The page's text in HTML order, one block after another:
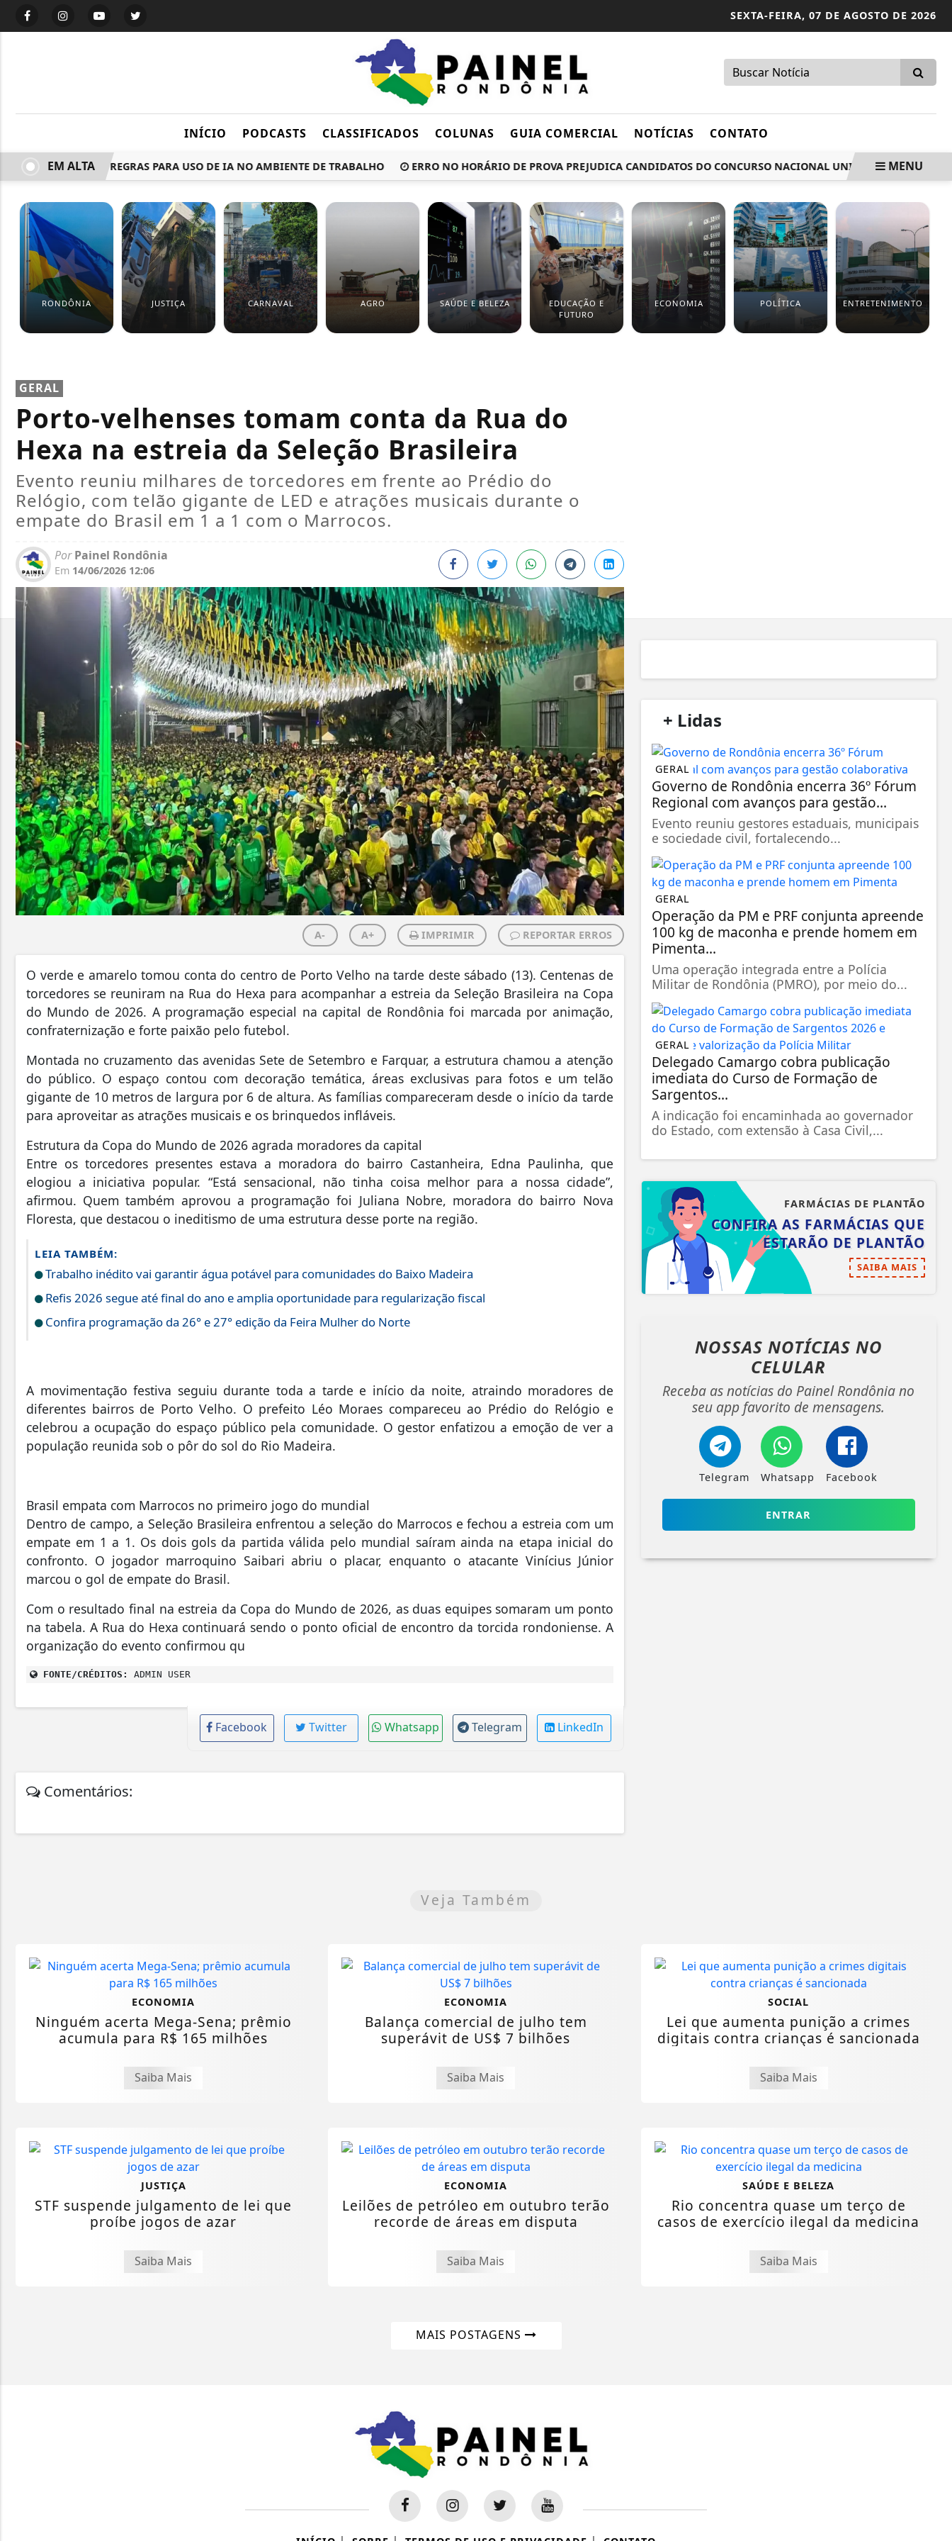
SEXTA-FEIRA, 07 DE AGOSTO DE 2026
INÍCIO PODCASTS CLASSIFICADOS COLUNAS GUIA COMERCIAL NOTÍCIAS CONTATO
APROVA REGRAS PARA USO DE IA NO AMBIENTE DE TRABALHO ERRO NO HORÁRIO DE PROVA PREJUDICA CANDIDATOS DO CONCURSO NACIONAL UNIFICADO EM FORTALEZA
EM ALTA MENU
RONDÔNIA JUSTIÇA CARNAVAL AGRO SAÚDE E BELEZA
EDUCAÇÃO E
FUTURO
ECONOMIA POLÍTICA ENTRETENIMENTO
GERAL
Porto-velhenses tomam conta da Rua do
Hexa na estreia da Seleção Brasileira
Evento reuniu milhares de torcedores em frente ao Prédio do
Relógio, com telão gigante de LED e atrações musicais durante o
empate do Brasil em 1 a 1 com o Marrocos.
PorPainel Rondônia
Em 14/06/2026 12:06
A- A+ IMPRIMIR REPORTAR ERROS
O verde e amarelo tomou conta do centro de Porto Velho na tarde deste sábado (13). Centenas de
torcedores se reuniram na Rua do Hexa para acompanhar a estreia da Seleção Brasileira na Copa
do Mundo de 2026. A programação especial na capital de Rondônia foi marcada por animação,
confraternização e forte paixão pelo futebol.
Montada no cruzamento das avenidas Sete de Setembro e Farquar, a estrutura chamou a atenção
do público. O espaço contou com decoração temática, áreas exclusivas para fotos e um telão
gigante de 10 metros de largura por 6 de altura. As famílias compareceram desde o início da tarde
para aproveitar as atrações musicais e os brinquedos infláveis.
Estrutura da Copa do Mundo de 2026 agrada moradores da capital
Entre os torcedores presentes estava a moradora do bairro Castanheira, Edna Paulinha, que
elogiou a iniciativa popular. “Está sensacional, não tinha coisa melhor para a nossa cidade”,
afirmou. Quem também aprovou a programação foi Juliana Nobre, moradora do bairro Nova
Floresta, que destacou o ineditismo de uma estrutura desse porte na região.
LEIA TAMBÉM:
Trabalho inédito vai garantir água potável para comunidades do Baixo Madeira
Refis 2026 segue até final do ano e amplia oportunidade para regularização fiscal
Confira programação da 26° e 27° edição da Feira Mulher do Norte
A movimentação festiva seguiu durante toda a tarde e início da noite, atraindo moradores de
diferentes bairros de Porto Velho. O prefeito Léo Moraes compareceu ao Prédio do Relógio e
celebrou a ocupação do espaço público pela comunidade. O gestor enfatizou a emoção de ver a
população reunida sob o pôr do sol do Rio Madeira.
Brasil empata com Marrocos no primeiro jogo do mundial
Dentro de campo, a Seleção Brasileira enfrentou a seleção do Marrocos e fechou a estreia com um
empate em 1 a 1. Os dois gols da partida válida pelo mundial saíram ainda na etapa inicial do
confronto. O jogador marroquino Saibari abriu o placar, enquanto o atacante Vinícius Júnior
marcou o gol de empate do Brasil.
Com o resultado final na estreia da Copa do Mundo de 2026, as duas equipes somaram um ponto
na tabela. A Rua do Hexa continuará sendo o ponto oficial de encontro da torcida rondoniense. A
organização do evento confirmou qu
FONTE/CRÉDITOS: ADMIN USER
Facebook Twitter Whatsapp Telegram LinkedIn
Comentários:
+ Lidas
GERAL
Governo de Rondônia encerra 36º Fórum
Regional com avanços para gestão...
Evento reuniu gestores estaduais, municipais
e sociedade civil, fortalecendo...
GERAL
Operação da PM e PRF conjunta apreende
100 kg de maconha e prende homem em
Pimenta...
Uma operação integrada entre a Polícia
Militar de Rondônia (PMRO), por meio do...
GERAL
Delegado Camargo cobra publicação
imediata do Curso de Formação de
Sargentos...
A indicação foi encaminhada ao governador
do Estado, com extensão à Casa Civil,...
FARMÁCIAS DE PLANTÃO
CONFIRA AS FARMÁCIAS QUE
ESTARÃO DE PLANTÃO
SAIBA MAIS
NOSSAS NOTÍCIAS NO
CELULAR
Receba as notícias do Painel Rondônia no
seu app favorito de mensagens.
Telegram Whatsapp Facebook
ENTRAR
Veja Também
ECONOMIA
Ninguém acerta Mega-Sena; prêmio
acumula para R$ 165 milhões
Saiba Mais
ECONOMIA
Balança comercial de julho tem
superávit de US$ 7 bilhões
Saiba Mais
SOCIAL
Lei que aumenta punição a crimes
digitais contra crianças é sancionada
Saiba Mais
JUSTIÇA
STF suspende julgamento de lei que
proíbe jogos de azar
Saiba Mais
ECONOMIA
Leilões de petróleo em outubro terão
recorde de áreas em disputa
Saiba Mais
SAÚDE E BELEZA
Rio concentra quase um terço de
casos de exercício ilegal da medicina
Saiba Mais
MAIS POSTAGENS